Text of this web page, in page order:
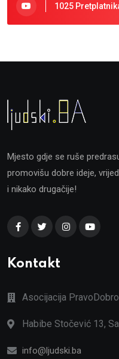
1025
Mjesto gdje se ruše
promovišu dobre ideje,
i nikako drugačije!
Kontakt
Asocijacija PravoDobro
Habibe Stočević 13,
info@ljudski.ba